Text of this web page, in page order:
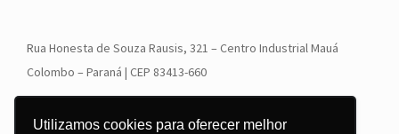
Utilizamos cookies para oferecer melhor
Rua Honesta de Souza Rausis, 321 – Centro Industrial Mauá
Colombo – Paraná | CEP 83413-660